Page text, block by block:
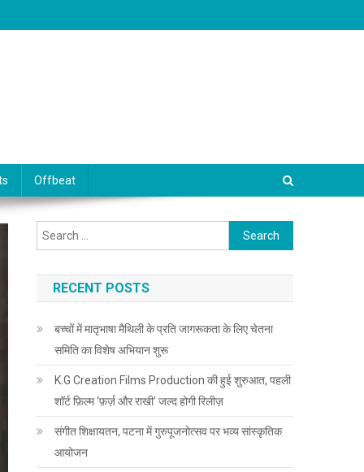
Offbeat
Search for:
RECENT POSTS
बच्चों में मातृभाषा मैथिली के प्रति जागरूकता के लिए चेतना
समिति का विशेष अभियान शुरू
K.G Creation Films Production की हुई शुरुआत, पहली
शॉर्ट फ़िल्म ‘फ़र्ज़ और राखी’ जल्द होगी रिलीज़
संगीत शिक्षायतन, पटना में गुरुपूजनोत्सव पर भव्य सांस्कृतिक
आयोजन